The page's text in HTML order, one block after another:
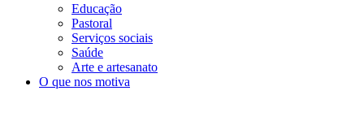
Educação
Pastoral
Serviços sociais
Saúde
Arte e artesanato
O que nos motiva